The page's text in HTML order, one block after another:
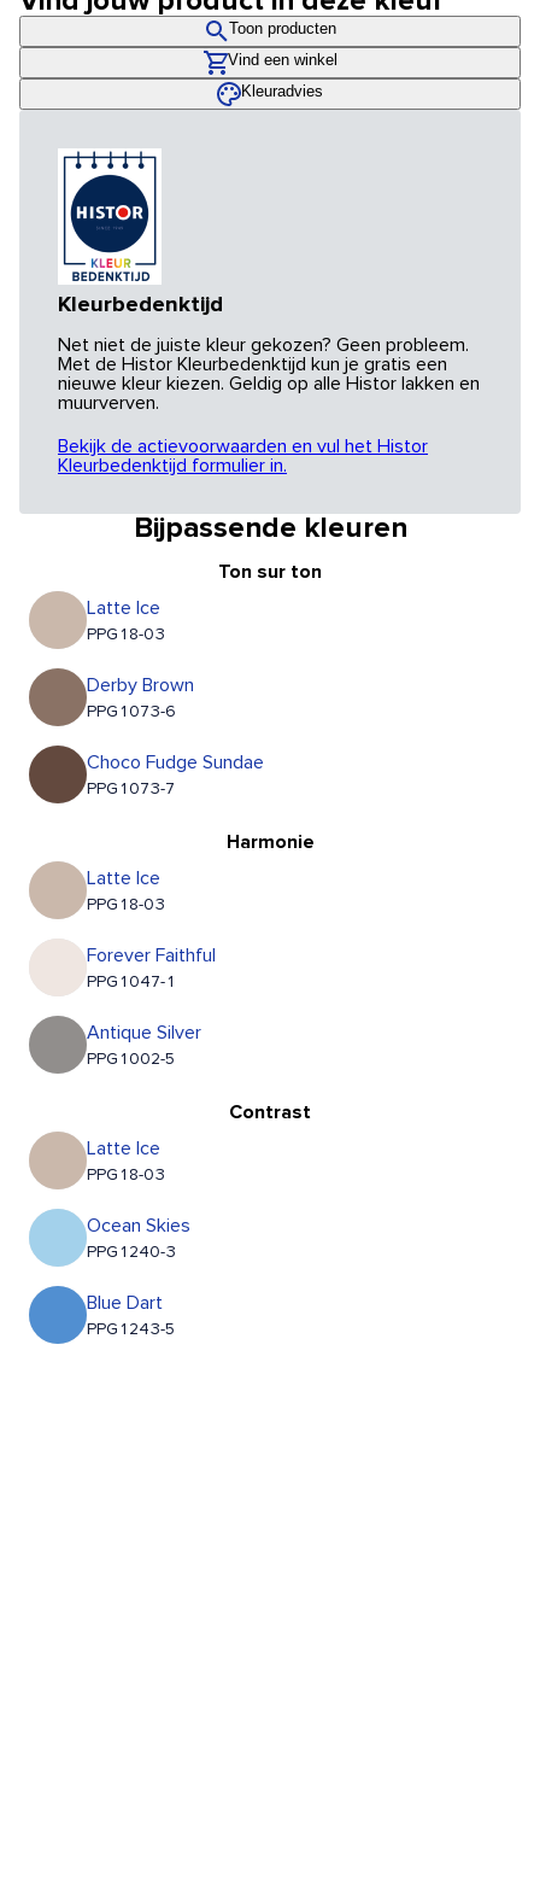
Toon producten
Vind een winkel
Kleuradvies
Kleurbedenktijd
Net niet de juiste kleur gekozen? Geen probleem.
Met de Histor Kleurbedenktijd kun je gratis een
nieuwe kleur kiezen. Geldig op alle Histor lakken en
muurverven.
Bekijk de actievoorwaarden en vul het Histor
Kleurbedenktijd formulier in.
Bijpassende kleuren
Ton sur ton
Latte Ice
PPG18-03
Derby Brown
PPG1073-6
Choco Fudge Sundae
PPG1073-7
Harmonie
Latte Ice
PPG18-03
Forever Faithful
PPG1047-1
Antique Silver
PPG1002-5
Contrast
Latte Ice
PPG18-03
Ocean Skies
PPG1240-3
Blue Dart
PPG1243-5